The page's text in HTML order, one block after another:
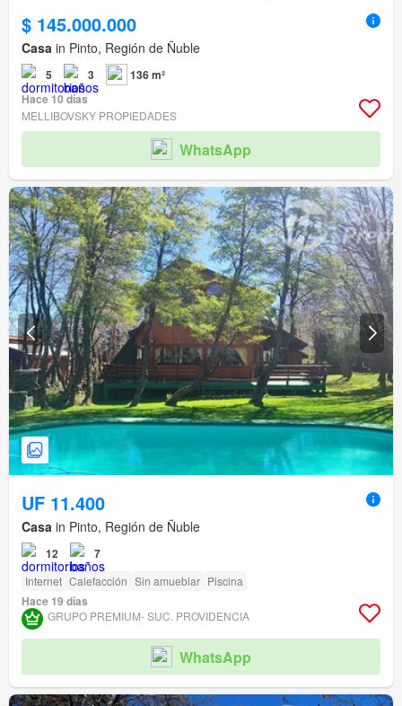
$ 145.000.000
Casa in Pinto, Región de Ñuble
5 3
136 m²
Hace 10 días
MELLIBOVSKY PROPIEDADES
WhatsApp
UF 11.400
Casa in Pinto, Región de Ñuble
12 7
Internet Calefacción Sin amueblar Piscina
Hace 19 días
GRUPO PREMIUM- SUC. PROVIDENCIA
WhatsApp